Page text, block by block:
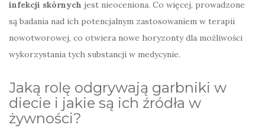
infekcji skórnych jest nieoceniona. Co więcej, prowadzone
są badania nad ich potencjalnym zastosowaniem w terapii
nowotworowej, co otwiera nowe horyzonty dla możliwości
wykorzystania tych substancji w medycynie.
Jaką rolę odgrywają garbniki w
diecie i jakie są ich źródła w
żywności?